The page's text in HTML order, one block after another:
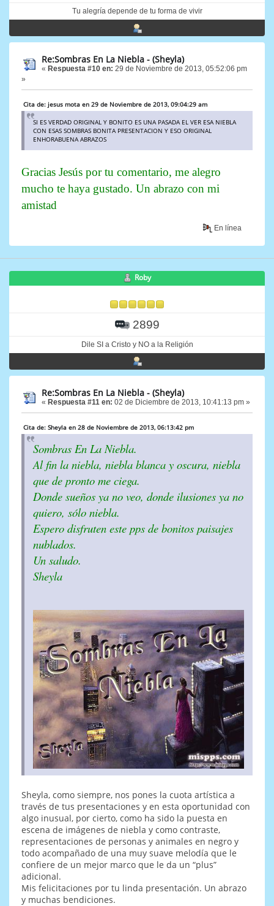
Tu alegría depende de tu forma de vivir
Re:Sombras En La Niebla - (Sheyla)
« Respuesta #10 en: 29 de Noviembre de 2013, 05:52:06 pm
»
Cita de: jesus mota en 29 de Noviembre de 2013, 09:04:29 am
SI ES VERDAD ORIGINAL Y BONITO ES UNA PASADA EL VER ESA NIEBLA
CON ESAS SOMBRAS BONITA PRESENTACION Y ESO ORIGINAL
ENHORABUENA ABRAZOS
Gracias Jesús por tu comentario, me alegro
mucho te haya gustado. Un abrazo con mi
amistad
En línea
Roby
2899
Dile SI a Cristo y NO a la Religión
Re:Sombras En La Niebla - (Sheyla)
« Respuesta #11 en: 02 de Diciembre de 2013, 10:41:13 pm »
Cita de: Sheyla en 28 de Noviembre de 2013, 06:13:42 pm
Sombras En La Niebla.
Al fin la niebla, niebla blanca y oscura, niebla
que de pronto me ciega.
Donde sueños ya no veo, donde ilusiones ya no
quiero, sólo niebla.
Espero disfruten este pps de bonitos paisajes
nublados.
Un saludo.
Sheyla
Sheyla, como siempre, nos pones la cuota artística a
través de tus presentaciones y en esta oportunidad con
algo inusual, por cierto, como ha sido la puesta en
escena de imágenes de niebla y como contraste,
representaciones de personas y animales en negro y
todo acompañado de una muy suave melodía que le
confiere de un mejor marco que le da un “plus”
adicional.
Mis felicitaciones por tu linda presentación. Un abrazo
y muchas bendiciones.